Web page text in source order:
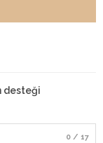
desteği
0 / 17